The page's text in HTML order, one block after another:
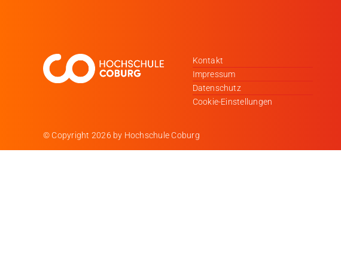
Kontakt
Impressum
Datenschutz
Cookie-Einstellungen
© Copyright 2026 by Hochschule Coburg